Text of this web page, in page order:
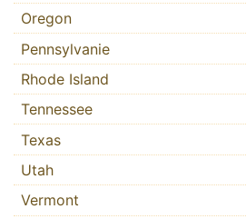
Oregon
Pennsylvanie
Rhode Island
Tennessee
Texas
Utah
Vermont